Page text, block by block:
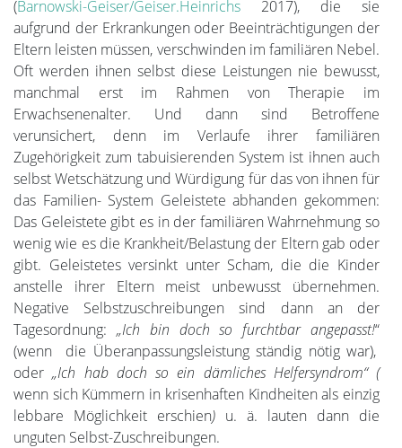
(Barnowski-Geiser/Geiser.Heinrichs 2017), die sie
aufgrund der Erkrankungen oder Beeinträchtigungen der
Eltern leisten müssen, verschwinden im familiären Nebel.
Oft werden ihnen selbst diese Leistungen nie bewusst,
manchmal erst im Rahmen von Therapie im
Erwachsenenalter. Und dann sind Betroffene
verunsichert, denn im Verlaufe ihrer familiären
Zugehörigkeit zum tabuisierenden System ist ihnen auch
selbst Wetschätzung und Würdigung für das von ihnen für
das Familien- System Geleistete abhanden gekommen:
Das Geleistete gibt es in der familiären Wahrnehmung so
wenig wie es die Krankheit/Belastung der Eltern gab oder
gibt. Geleistetes versinkt unter Scham, die die Kinder
anstelle ihrer Eltern meist unbewusst übernehmen.
Negative Selbstzuschreibungen sind dann an der
Tagesordnung: „Ich bin doch so furchtbar angepasst!“
(wenn die Überanpassungsleistung ständig nötig war),
oder„Ich hab doch so ein dämliches Helfersyndrom“ (
wenn sich Kümmern in krisenhaften Kindheiten als einzig
lebbare Möglichkeit erschien) u. ä. lauten dann die
unguten Selbst-Zuschreibungen.